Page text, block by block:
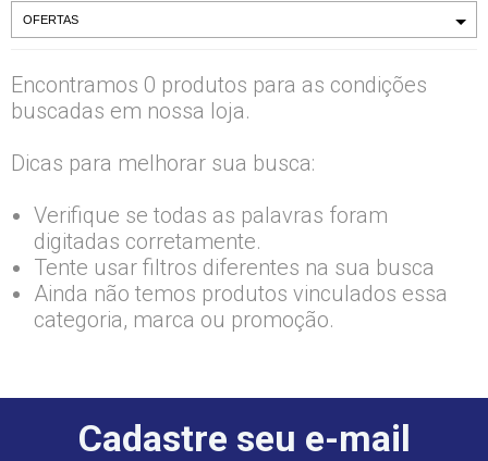
Encontramos 0 produtos para as condições
buscadas em nossa loja.
Dicas para melhorar sua busca:
Verifique se todas as palavras foram
digitadas corretamente.
Tente usar filtros diferentes na sua busca
Ainda não temos produtos vinculados essa
categoria, marca ou promoção.
Cadastre seu e-mail